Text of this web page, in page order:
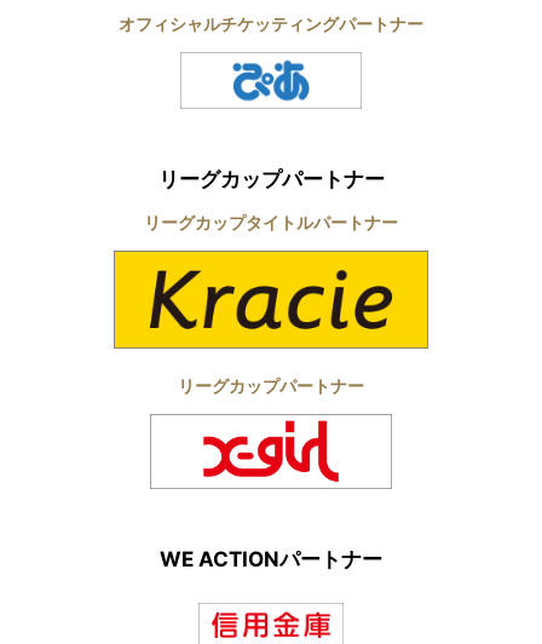
オフィシャルチケッティングパートナー
リーグカップパートナー
リーグカップタイトルパートナー
リーグカップパートナー
WE ACTIONパートナー